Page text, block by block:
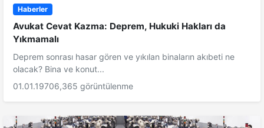
Haberler
Avukat Cevat Kazma: Deprem, Hukuki Hakları da
Yıkmamalı
Deprem sonrası hasar gören ve yıkılan binaların akıbeti ne
olacak? Bina ve konut...
01.01.19706,365 görüntülenme